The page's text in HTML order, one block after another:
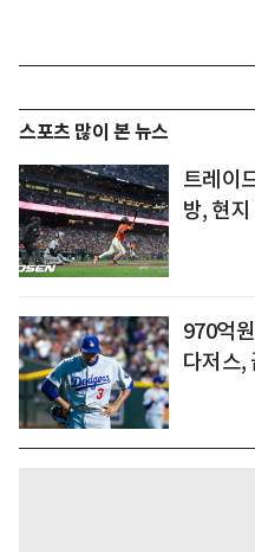
스포츠 많이 본 뉴스
트레이
방, 현
970억
다저스,